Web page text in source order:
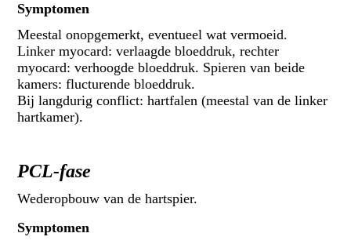
Symptomen
Meestal onopgemerkt, eventueel wat vermoeid.
Linker myocard: verlaagde bloeddruk, rechter
myocard: verhoogde bloeddruk. Spieren van beide
kamers: flucturende bloeddruk.
Bij langdurig conflict: hartfalen (meestal van de linker
hartkamer).
PCL-fase
Wederopbouw van de hartspier.
Symptomen